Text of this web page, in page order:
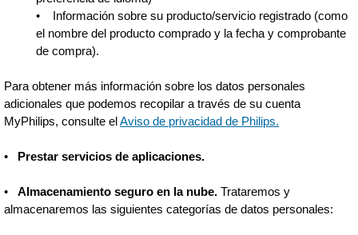
• Información sobre su producto/servicio registrado (como
el nombre del producto comprado y la fecha y comprobante
de compra).
Para obtener más información sobre los datos personales
adicionales que podemos recopilar a través de su cuenta
MyPhilips, consulte elAviso de privacidad de Philips.
• Prestar servicios de aplicaciones.
• Almacenamiento seguro en la nube. Trataremos y
almacenaremos las siguientes categorías de datos personales: